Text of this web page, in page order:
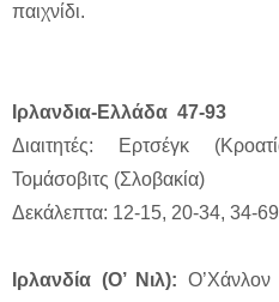
παιχνίδι.
Ιρλανδια-Ελλάδα 47-93
Διαιτητές: Ερτσέγκ
Τομάσοβιτς (Σλοβακία)
Δεκάλεπτα: 12-15, 20-34, 34-
Ιρλανδία (Ο’ Νιλ):